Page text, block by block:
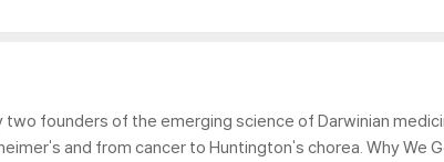
two founders of the emerging science of Darwinian
and from cancer to Huntington's chorea. Why We